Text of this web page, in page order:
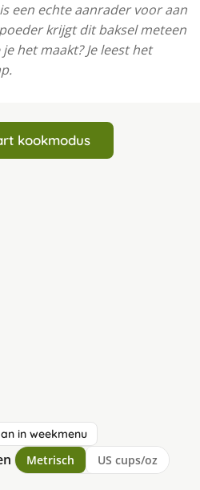
een echte aanrader voor aan
krijgt dit baksel meteen
het maakt? Je leest het
kookmodus
in weekmenu
Metrisch US cups/oz